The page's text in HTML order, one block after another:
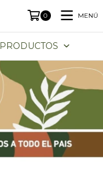
0 MENÚ
PRODUCTOS